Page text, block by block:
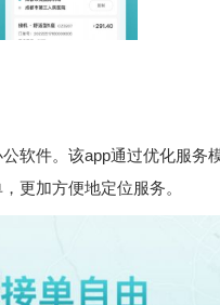
软件。该app通过优化服务
更加方便地定位服务。